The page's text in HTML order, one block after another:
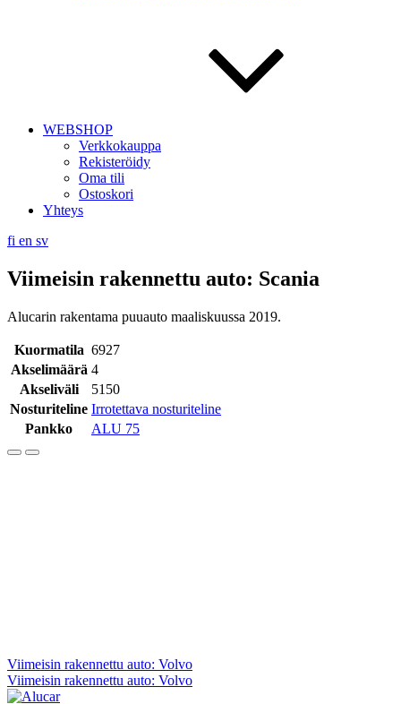
WEBSHOP
Verkkokauppa
Rekisteröidy
Oma tili
Ostoskori
Yhteys
fi en sv
Viimeisin rakennettu auto: Scania
Alucarin rakentama puuauto maaliskuussa 2019.
Kuormatila 6927
Akselimäärä 4
Akseliväli
5150
Nosturiteline Irrotettava nosturiteline
Pankko
ALU 75
Artikkelien
selaus
Viimeisin rakennettu auto: Volvo
Viimeisin rakennettu auto: Volvo